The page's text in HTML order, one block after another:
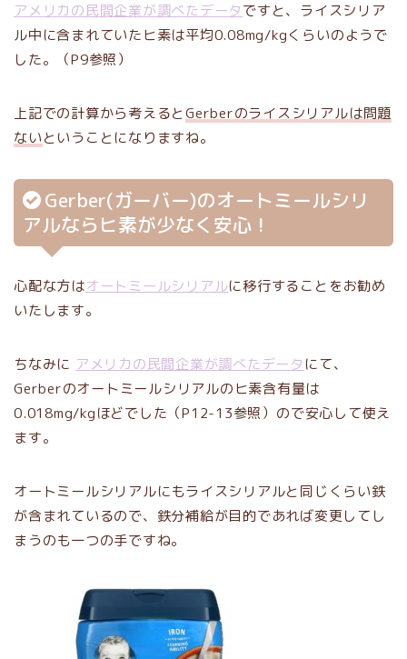
アメリカの民間企業が調べたデータですと、ライスシリア
ル中に含まれていたヒ素は平均0.08mg/kgくらいのようで
した。（P9参照）
上記での計算から考えるとGerberのライスシリアルは問題
ないということになりますね。
Gerber(ガーバー)のオートミールシリ
アルならヒ素が少なく安心！
心配な方はオートミールシリアルに移行することをお勧め
いたします。
ちなみに アメリカの民間企業が調べたデータにて、
Gerberのオートミールシリアルのヒ素含有量は
0.018mg/kgほどでした（P12-13参照）ので安心して使え
ます。
オートミールシリアルにもライスシリアルと同じくらい鉄
が含まれているので、鉄分補給が目的であれば変更してし
まうのも一つの手ですね。